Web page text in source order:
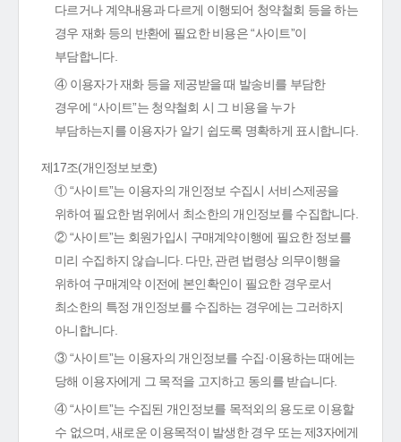
다르거나 계약내용과 다르게 이행되어 청약철회 등을 하는
경우 재화 등의 반환에 필요한 비용은 “사이트”이
부담합니다.
④ 이용자가 재화 등을 제공받을 때 발송비를 부담한
경우에 “사이트”는 청약철회 시 그 비용을 누가
부담하는지를 이용자가 알기 쉽도록 명확하게 표시합니다.
제17조(개인정보보호)
① “사이트”는 이용자의 개인정보 수집시 서비스제공을
위하여 필요한 범위에서 최소한의 개인정보를 수집합니다.
② “사이트”는 회원가입시 구매계약이행에 필요한 정보를
미리 수집하지 않습니다. 다만, 관련 법령상 의무이행을
위하여 구매계약 이전에 본인확인이 필요한 경우로서
최소한의 특정 개인정보를 수집하는 경우에는 그러하지
아니합니다.
③ “사이트”는 이용자의 개인정보를 수집·이용하는 때에는
당해 이용자에게 그 목적을 고지하고 동의를 받습니다.
④ “사이트”는 수집된 개인정보를 목적외의 용도로 이용할
수 없으며, 새로운 이용목적이 발생한 경우 또는 제3자에게